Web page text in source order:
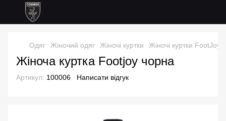
Одяг Жіночий одяг Жіночі куртки Жіночі куртки FootJoy
Жіноча куртка Footjoy чорна
Артикул: 100006 Написати відгук